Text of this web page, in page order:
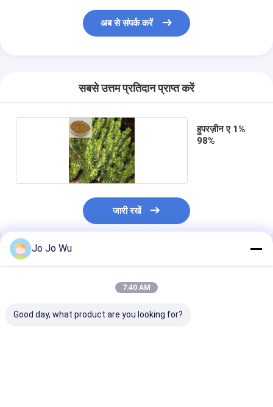
अब से संपर्क करें
सबसे उत्तम प्रतिदान प्राप्त करें
हुपरज़ीन ए 1%
98%
जारी रखें
अनुशंसित उत्पाद
Jo Jo Wu
7:40 AM
Good day, what product are you looking for?